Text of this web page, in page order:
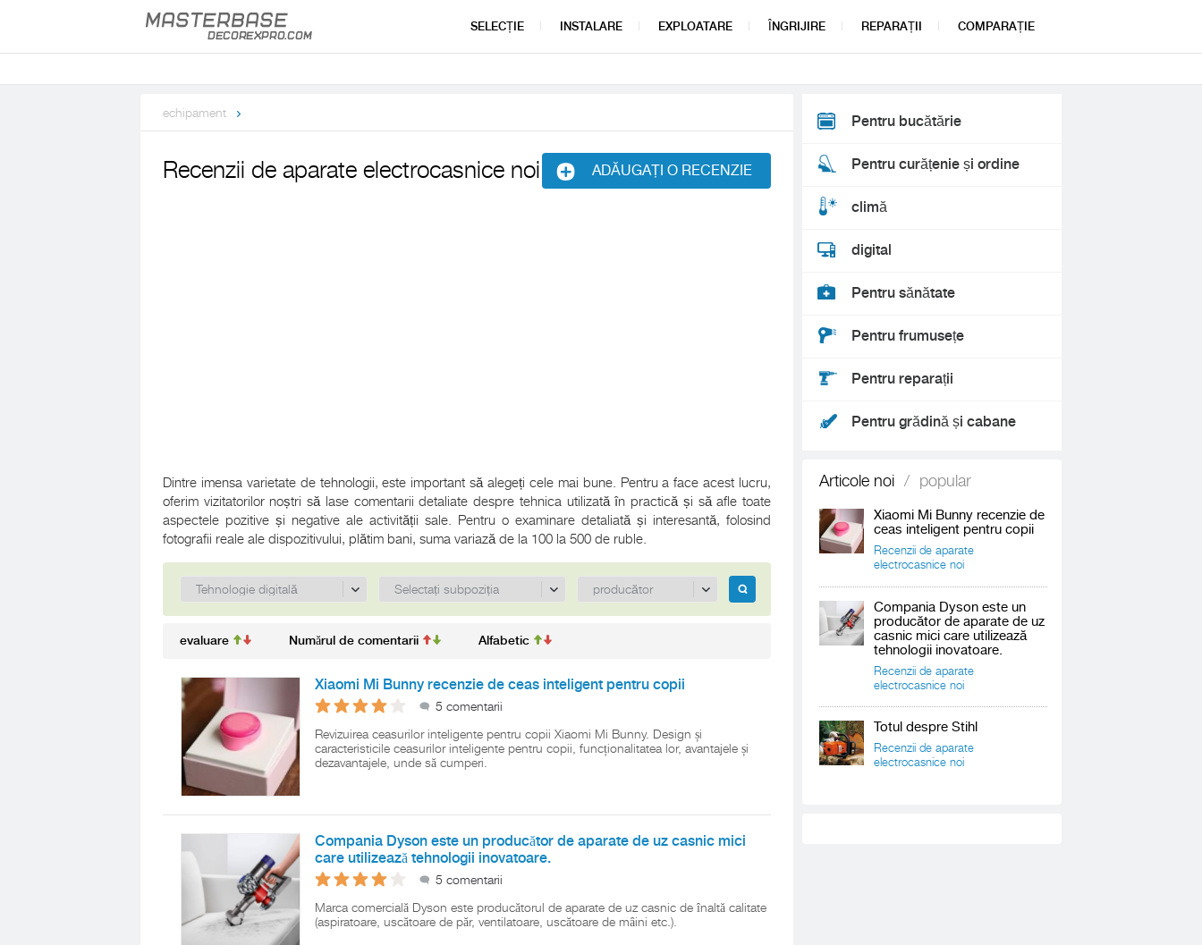
SELECȚIE INSTALARE EXPLOATARE ÎNGRIJIRE REPARAȚII COMPARAȚIE
echipament
Recenzii de aparate electrocasnice noi
Dintre imensa varietate de tehnologii, este important să alegeți cele mai bune. Pentru a face acest lucru,
oferim vizitatorilor noștri să lase comentarii detaliate despre tehnica utilizată în practică și să afle toate
aspectele pozitive și negative ale activității sale. Pentru o examinare detaliată și interesantă, folosind
fotografii reale ale dispozitivului, plătim bani, suma variază de la 100 la 500 de ruble.
ADĂUGAȚI O RECENZIE
evaluare Numărul de comentarii Alfabetic
Xiaomi Mi Bunny recenzie de ceas inteligent pentru copii
5 comentarii
Revizuirea ceasurilor inteligente pentru copii Xiaomi Mi Bunny. Design și
caracteristicile ceasurilor inteligente pentru copii, funcționalitatea lor, avantajele și
dezavantajele, unde să cumperi.
Compania Dyson este un producător de aparate de uz casnic mici
care utilizează tehnologii inovatoare.
5 comentarii
Marca comercială Dyson este producătorul de aparate de uz casnic de înaltă calitate
(aspiratoare, uscătoare de păr, ventilatoare, uscătoare de mâini etc.).
Pentru bucătărie
Pentru curățenie și ordine
climă
digital
Pentru sănătate
Pentru frumusețe
Pentru reparații
Pentru grădină și cabane
Articole noi / popular
Xiaomi Mi Bunny recenzie de
ceas inteligent pentru copii
Recenzii de aparate
electrocasnice noi
Compania Dyson este un
producător de aparate de uz
casnic mici care utilizează
tehnologii inovatoare.
Recenzii de aparate
electrocasnice noi
Totul despre Stihl
Recenzii de aparate
electrocasnice noi